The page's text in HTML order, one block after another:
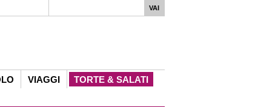
VIAGGI
TORTE & SALATI